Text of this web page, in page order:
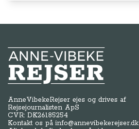
Anne-Vibeke Rejser
AnneVibekeRejser ejes og drives af
Rejsejournalisten ApS
CVR: DK26185254
Kontakt os påinfo@annevibekerejser.dk